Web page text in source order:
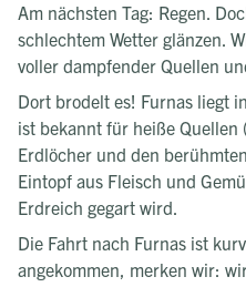
Am nächsten Tag: Regen.
schlechtem Wetter glänzen.
voller dampfender Quellen
Dort brodelt es! Furnas liegt
ist bekannt für heiße Quellen
Erdlöcher und den berühmten
Eintopf aus Fleisch und
Erdreich gegart wird.
Die Fahrt nach Furnas ist
angekommen, merken wir: